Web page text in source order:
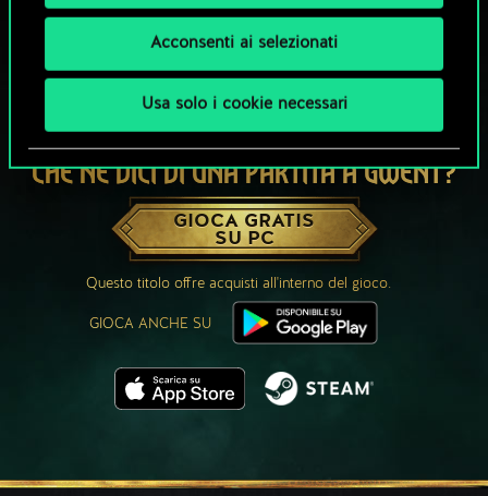
Acconsenti ai selezionati
Usa solo i cookie necessari
CHE NE DICI DI UNA PARTITA A GWENT?
GIOCA GRATIS
SU PC
Questo titolo offre acquisti all'interno del gioco.
GIOCA ANCHE SU